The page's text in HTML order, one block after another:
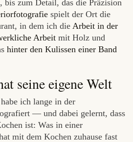
bis zum Detail, das die Präzision
spielt der Ort die
in dem ich die Arbeit in der
Arbeit mit Holz und
hinter den Kulissen einer Band
seine eigene Welt
ich lange in der
— und dabei gelernt, dass
ist: Was in einer
mit dem Kochen zuhause fast